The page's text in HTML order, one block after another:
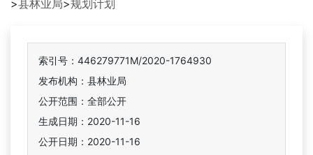
>县林业局>规划计划
索引号：446279771M/2020-1764930
发布机构：县林业局
公开范围：全部公开
生成日期：2020-11-16
公开日期：2020-11-16